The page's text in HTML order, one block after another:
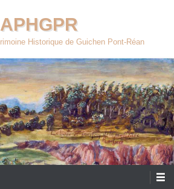
APHGPR
Historique de Guichen Pont-Réan